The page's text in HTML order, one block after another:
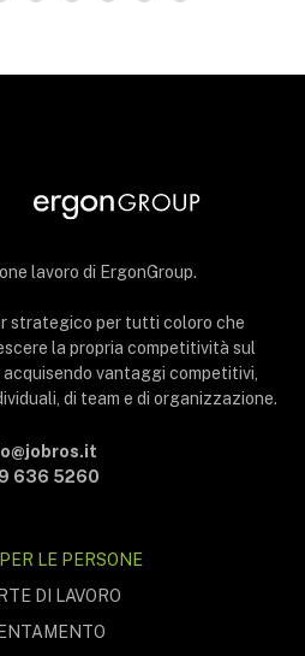
lavoro di ErgonGroup.
strategico per tutti coloro che
la propria competitività sul
vantaggi competitivi,
di team e di organizzazione.
636 5260
LE PERSONE
DI LAVORO